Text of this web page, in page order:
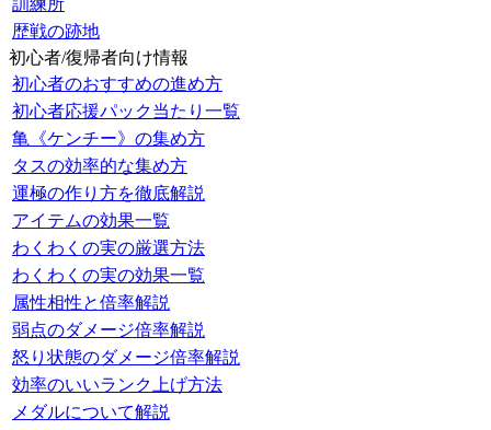
訓練所
歴戦の跡地
初心者/復帰者向け情報
初心者のおすすめの進め方
初心者応援パック当たり一覧
亀《ケンチー》の集め方
タスの効率的な集め方
運極の作り方を徹底解説
アイテムの効果一覧
わくわくの実の厳選方法
わくわくの実の効果一覧
属性相性と倍率解説
弱点のダメージ倍率解説
怒り状態のダメージ倍率解説
効率のいいランク上げ方法
メダルについて解説